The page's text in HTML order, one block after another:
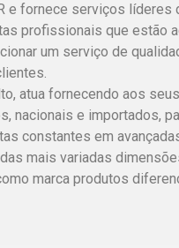
e fornece serviços líderes
profissionais que estão
um serviço de
atua fornecendo aos
nacionais e importados,
constantes em
mais variadas
marca produtos